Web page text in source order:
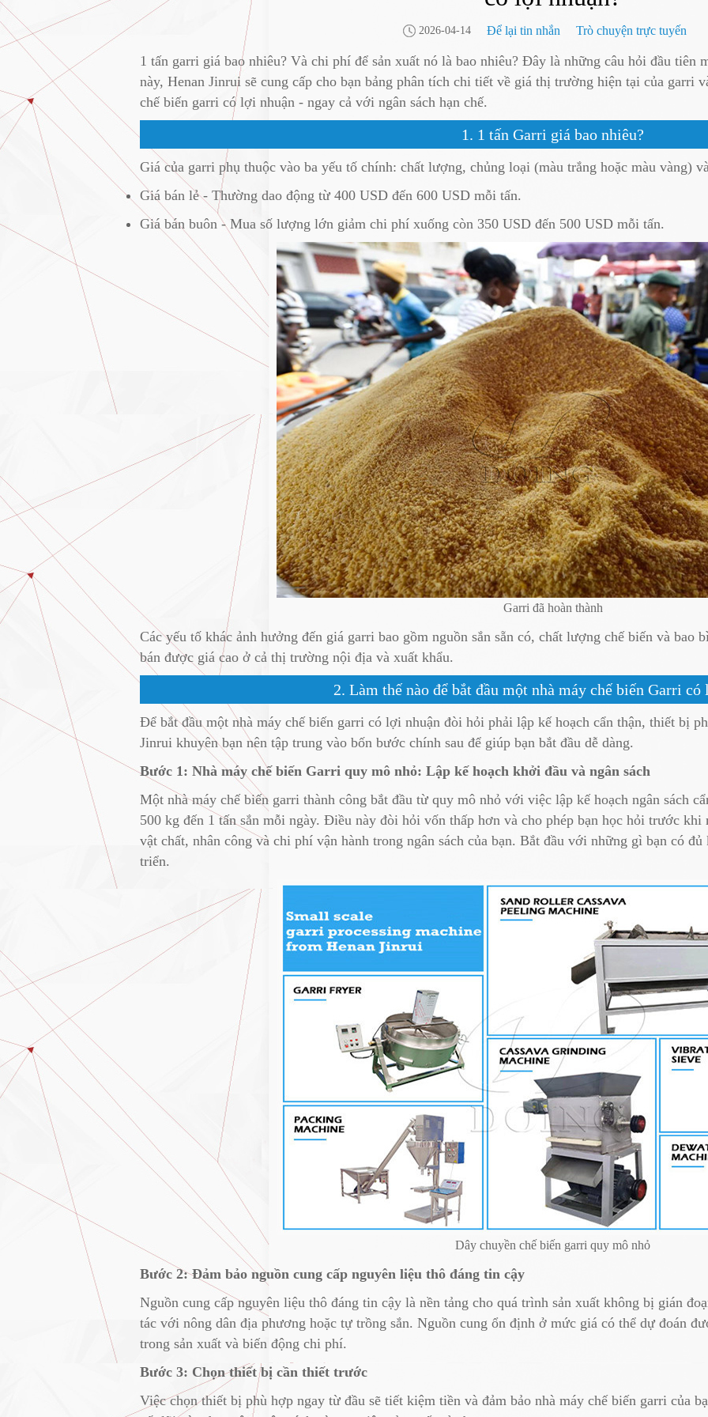
2026-04-14 Để lại tin nhắn Trò chuyện trực tuyến
1 tấn garri giá bao nhiêu? Và chi phí để sản xuất nó là bao nhiêu? Đây là những câu hỏi đầu tiên
này, Henan Jinrui sẽ cung cấp cho bạn bảng phân tích chi tiết về giá thị trường hiện tại của garri
chế biến garri có lợi nhuận - ngay cả với ngân sách hạn chế.
1. 1 tấn Garri giá bao nhiêu?
Giá của garri phụ thuộc vào ba yếu tố chính: chất lượng, chủng loại (màu trắng hoặc màu vàng)
Giá bán lẻ - Thường dao động từ 400 USD đến 600 USD mỗi tấn.
Giá bán buôn - Mua số lượng lớn giảm chi phí xuống còn 350 USD đến 500 USD mỗi tấn.
Garri đã hoàn thành
Các yếu tố khác ảnh hưởng đến giá garri bao gồm nguồn sắn sẵn có, chất lượng chế biến và
bán được giá cao ở cả thị trường nội địa và xuất khẩu.
2. Làm thế nào để bắt đầu một nhà máy chế biến Garri có
Để bắt đầu một nhà máy chế biến garri có lợi nhuận đòi hỏi phải lập kế hoạch cẩn thận, thiết bị
Jinrui khuyên bạn nên tập trung vào bốn bước chính sau để giúp bạn bắt đầu dễ dàng.
Bước 1: Nhà máy chế biến Garri quy mô nhỏ: Lập kế hoạch khởi đầu và ngân sách
Một nhà máy chế biến garri thành công bắt đầu từ quy mô nhỏ với việc lập kế hoạch ngân sách
500 kg đến 1 tấn sắn mỗi ngày. Điều này đòi hỏi vốn thấp hơn và cho phép bạn học hỏi trước
vật chất, nhân công và chi phí vận hành trong ngân sách của bạn. Bắt đầu với những gì bạn có
triển.
Dây chuyền chế biến garri quy mô nhỏ
Bước 2: Đảm bảo nguồn cung cấp nguyên liệu thô đáng tin cậy
Nguồn cung cấp nguyên liệu thô đáng tin cậy là nền tảng cho quá trình sản xuất không bị gián
tác với nông dân địa phương hoặc tự trồng sắn. Nguồn cung ổn định ở mức giá có thể dự đoán
trong sản xuất và biến động chi phí.
Bước 3: Chọn thiết bị cần thiết trước
Việc chọn thiết bị phù hợp ngay từ đầu sẽ tiết kiệm tiền và đảm bảo nhà máy chế biến garri của